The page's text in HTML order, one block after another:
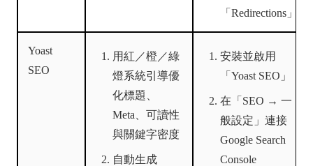
「Redirections」
Yoast
SEO
用紅／橙／綠
燈系統引導優
化標題、
Meta、可讀性
與關鍵字密度
自動生成
安裝並啟用
「Yoast SEO」
在「SEO → 一
般設定」連接
Google Search
Console